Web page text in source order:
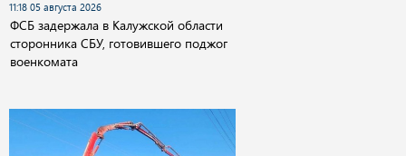
11:18 05 августа 2026
ФСБ задержала в Калужской области
сторонника СБУ, готовившего поджог
военкомата